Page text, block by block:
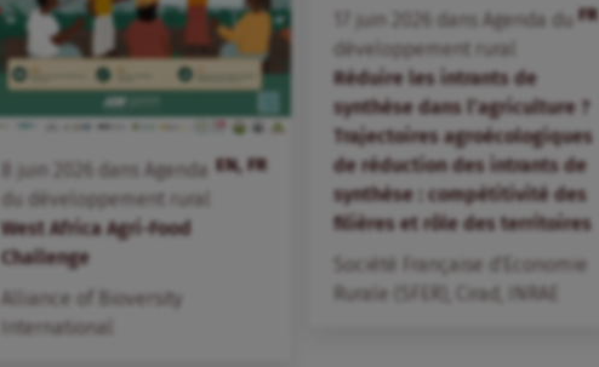
FR
juin dans
Agenda du
développement rural
Réduire les intrants de
synthèse dans l’agriculture ?
Trajectoires agroécologiques
de réduction des intrants de
synthèse : compétitivité des
filières et rôle des territoires
Société Française d'Economie
Rurale (SFER)
Cirad INRAE
EN, FR
juin dans
Agenda
du développement rural
West Africa Agri-Food
Challenge
Alliance of Bioversity
International